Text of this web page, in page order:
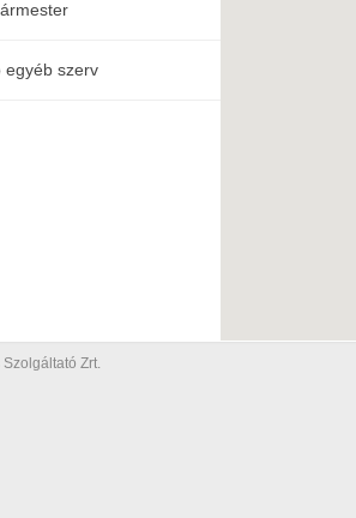
egyéb szerv
Zrt.